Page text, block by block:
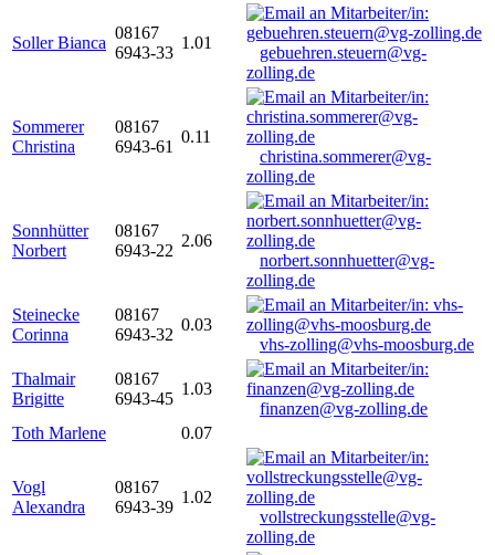
Soller Bianca
08167
6943-33
1.01
gebuehren.steuern@vg-
zolling.de
Sommerer
Christina
08167
6943-61
0.11
christina.sommerer@vg-
zolling.de
Sonnhütter
Norbert
08167
6943-22
2.06
norbert.sonnhuetter@vg-
zolling.de
Steinecke
Corinna
08167
6943-32
0.03
vhs-zolling@vhs-moosburg.de
Thalmair
Brigitte
08167
6943-45
1.03
finanzen@vg-zolling.de
Toth Marlene
0.07
Vogl
Alexandra
08167
6943-39
1.02
vollstreckungsstelle@vg-
zolling.de